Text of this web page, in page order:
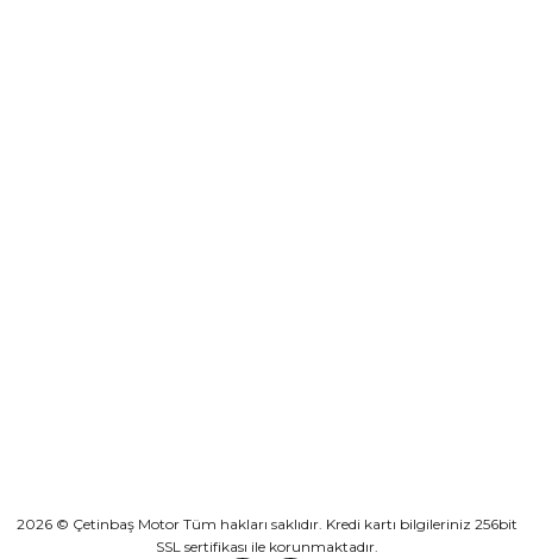
2026 © Çetinbaş Motor Tüm hakları saklıdır. Kredi kartı bilgileriniz 256bit
SSL sertifikası ile korunmaktadır.